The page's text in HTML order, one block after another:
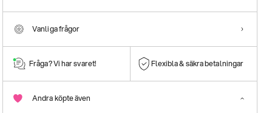
Vanliga frågor
Fråga? Vi har svaret! Flexibla & säkra betalningar
Andra köpte även